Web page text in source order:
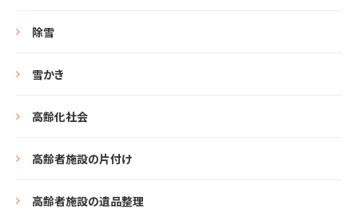
除雪
雪かき
高齢化社会
高齢者施設の片付け
高齢者施設の遺品整理